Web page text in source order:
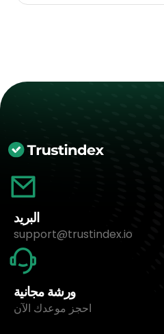
البريد
support@trustindex.io
ورشة مجانية
احجز موعدك الآن